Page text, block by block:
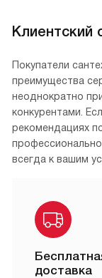
Клиентский
Покупатели
преимущества
неоднократно
конкурентами.
рекомендациях
всегда к вашим
доставка